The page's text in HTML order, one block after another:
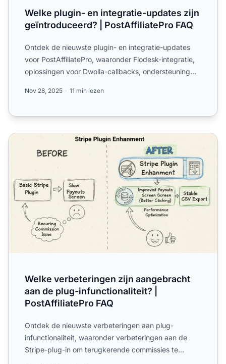
Welke plugin- en integratie-updates zijn
geïntroduceerd? | PostAffiliatePro FAQ
Ontdek de nieuwste plugin- en integratie-updates
voor PostAffiliatePro, waaronder Flodesk-integratie,
oplossingen voor Dwolla-callbacks, ondersteuning
Nov 28, 2025 11 min lezen
Welke verbeteringen zijn aangebracht aan de plug-
Welke verbeteringen zijn aangebracht
aan de plug-infunctionaliteit? |
PostAffiliatePro FAQ
Ontdek de nieuwste verbeteringen aan plug-
infunctionaliteit, waaronder verbeteringen aan de
Stripe-plug-in om terugkerende commissies te